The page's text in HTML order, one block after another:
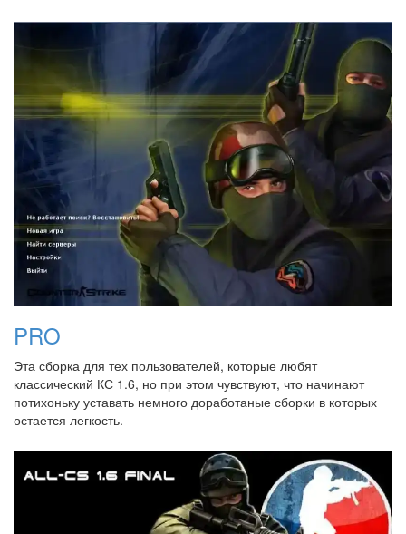
PRO
Эта сборка для тех пользователей, которые любят
классический КС 1.6, но при этом чувствуют, что начинают
потихоньку уставать немного доработаные сборки в которых
остается легкость.